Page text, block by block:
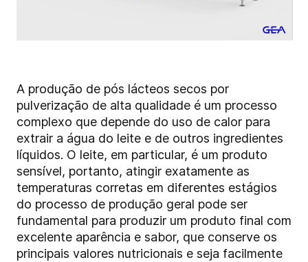
A produção de pós lácteos secos por
pulverização de alta qualidade é um processo
complexo que depende do uso de calor para
extrair a água do leite e de outros ingredientes
líquidos. O leite, em particular, é um produto
sensível, portanto, atingir exatamente as
temperaturas corretas em diferentes estágios
do processo de produção geral pode ser
fundamental para produzir um produto final com
excelente aparência e sabor, que conserve os
principais valores nutricionais e seja facilmente